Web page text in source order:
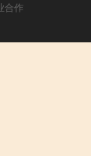
合作